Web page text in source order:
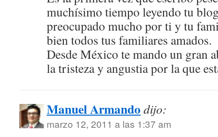
muchísimo tiempo leyendo tu
preocupado mucho por ti y tu
bien todos tus familiares amados.
Desde México te mando un gran
la tristeza y angustia por la que
Manuel Armando dijo:
marzo 12, 2011 a las 1:37 am